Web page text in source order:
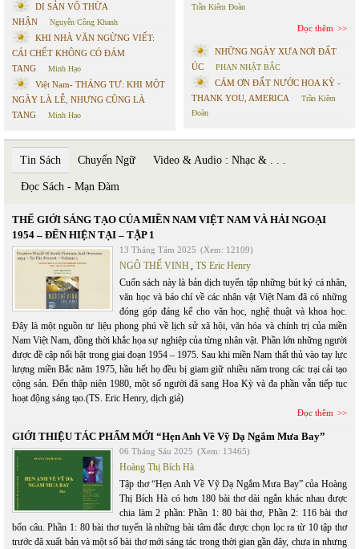
DI SẢN VÔ THỪA
NHẬN
Nguyễn Công Khanh
KHI NHÀ VĂN NGỪNG VIẾT:
CÁI CHẾT KHÔNG CÓ ĐÁM
TANG
Minh Hạo
Việt Nam- THÁNG TƯ: KHI MỘT
NGÀY LÀ LỄ, NHƯNG CŨNG LÀ
TANG
Minh Hạo
Trần Kiêm Đoàn
Đọc thêm
NHỮNG NGÀY XƯA NƠI ĐẤT
ÚC
PHAN NHẬT BẮC
CÁM ƠN ĐẤT NƯỚC HOA KỲ -
THANK YOU, AMERICA
Trần Kiêm
Đoàn
Tin Sách Chuyển Ngữ Video & Audio : Nhạc & . . .
Đọc Sách - Mạn Đàm
THẾ GIỚI SÁNG TẠO CỦA MIỀN NAM VIỆT NAM VÀ HẢI NGOẠI
1954 – ĐẾN HIỆN TẠI – TẬP 1
13 Tháng Tám 2025 (Xem: 12109)
NGÔ THẾ VINH TS Eric Henry
Cuốn sách này là bản dịch tuyển tập những bút ký cá nhân,
văn học và báo chí về các nhân vật Việt Nam đã có những
đóng góp đáng kể cho văn học, nghệ thuật và khoa học.
Đây là một nguồn tư liệu phong phú về lịch sử xã hội, văn hóa và chính trị của miền
Nam Việt Nam, đồng thời khắc họa sự nghiệp của từng nhân vật. Phần lớn những người
được đề cập nổi bật trong giai đoạn 1954 – 1975. Sau khi miền Nam thất thủ vào tay lực
lượng miền Bắc năm 1975, hầu hết họ đều bị giam giữ nhiều năm trong các trại cải tạo
cộng sản. Đến thập niên 1980, một số người đã sang Hoa Kỳ và đa phần vẫn tiếp tục
hoạt động sáng tạo.(TS. Eric Henry, dịch giả)
Đọc thêm
GIỚI THIỆU TÁC PHẨM MỚI “Hẹn Anh Về Vỹ Dạ Ngắm Mưa Bay”
06 Tháng Sáu 2025 (Xem: 13465)
Hoàng Thị Bích Hà
Tập thơ “Hẹn Anh Về Vỹ Dạ Ngắm Mưa Bay” của Hoàng
Thị Bích Hà có hơn 180 bài thơ dài ngắn khác nhau được
chia làm 2 phần: Phần 1: 80 bài thơ, Phần 2: 116 bài thơ
bốn câu. Phần 1: 80 bài thơ tuyển là những bài tâm đắc được chọn lọc ra từ 10 tập thơ
trước đã xuất bản và một số bài thơ mới sáng tác trong thời gian gần đây, chưa in nhưng